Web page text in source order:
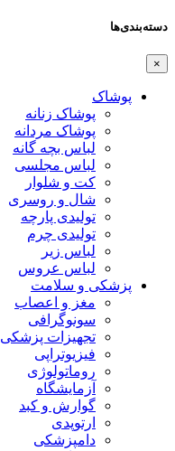
دسته‌بندی‌ها
×
پوشاک
پوشاک زنانه
پوشاک مردانه
لباس بچه گانه
لباس مجلسی
کت و شلوار
شال و روسری
تولیدی پارچه
تولیدی چرم
لباس زیر
لباس عروس
پزشکی و سلامت
مغز و اعصاب
سونوگرافی
تجهیزات پزشکی
فیزیوتراپی
روماتولوژی
آزمایشگاه
گوارش و کبد
ارتوپدی
دامپزشکی